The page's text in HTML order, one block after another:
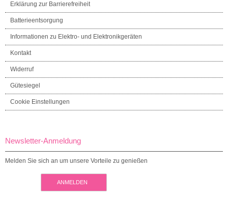
Erklärung zur Barrierefreiheit
Batterieentsorgung
Informationen zu Elektro- und Elektronikgeräten
Kontakt
Widerruf
Gütesiegel
Cookie Einstellungen
Newsletter-Anmeldung
Melden Sie sich an um unsere Vorteile zu genießen
ANMELDEN